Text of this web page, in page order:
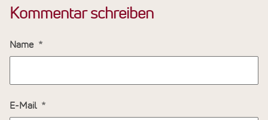
Kommentar schreiben
Name
E-Mail